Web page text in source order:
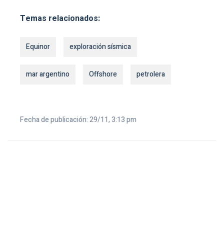
Temas relacionados:
Equinor exploración sísmica
mar argentino Offshore petrolera
Fecha de publicación: 29/11, 3:13 pm